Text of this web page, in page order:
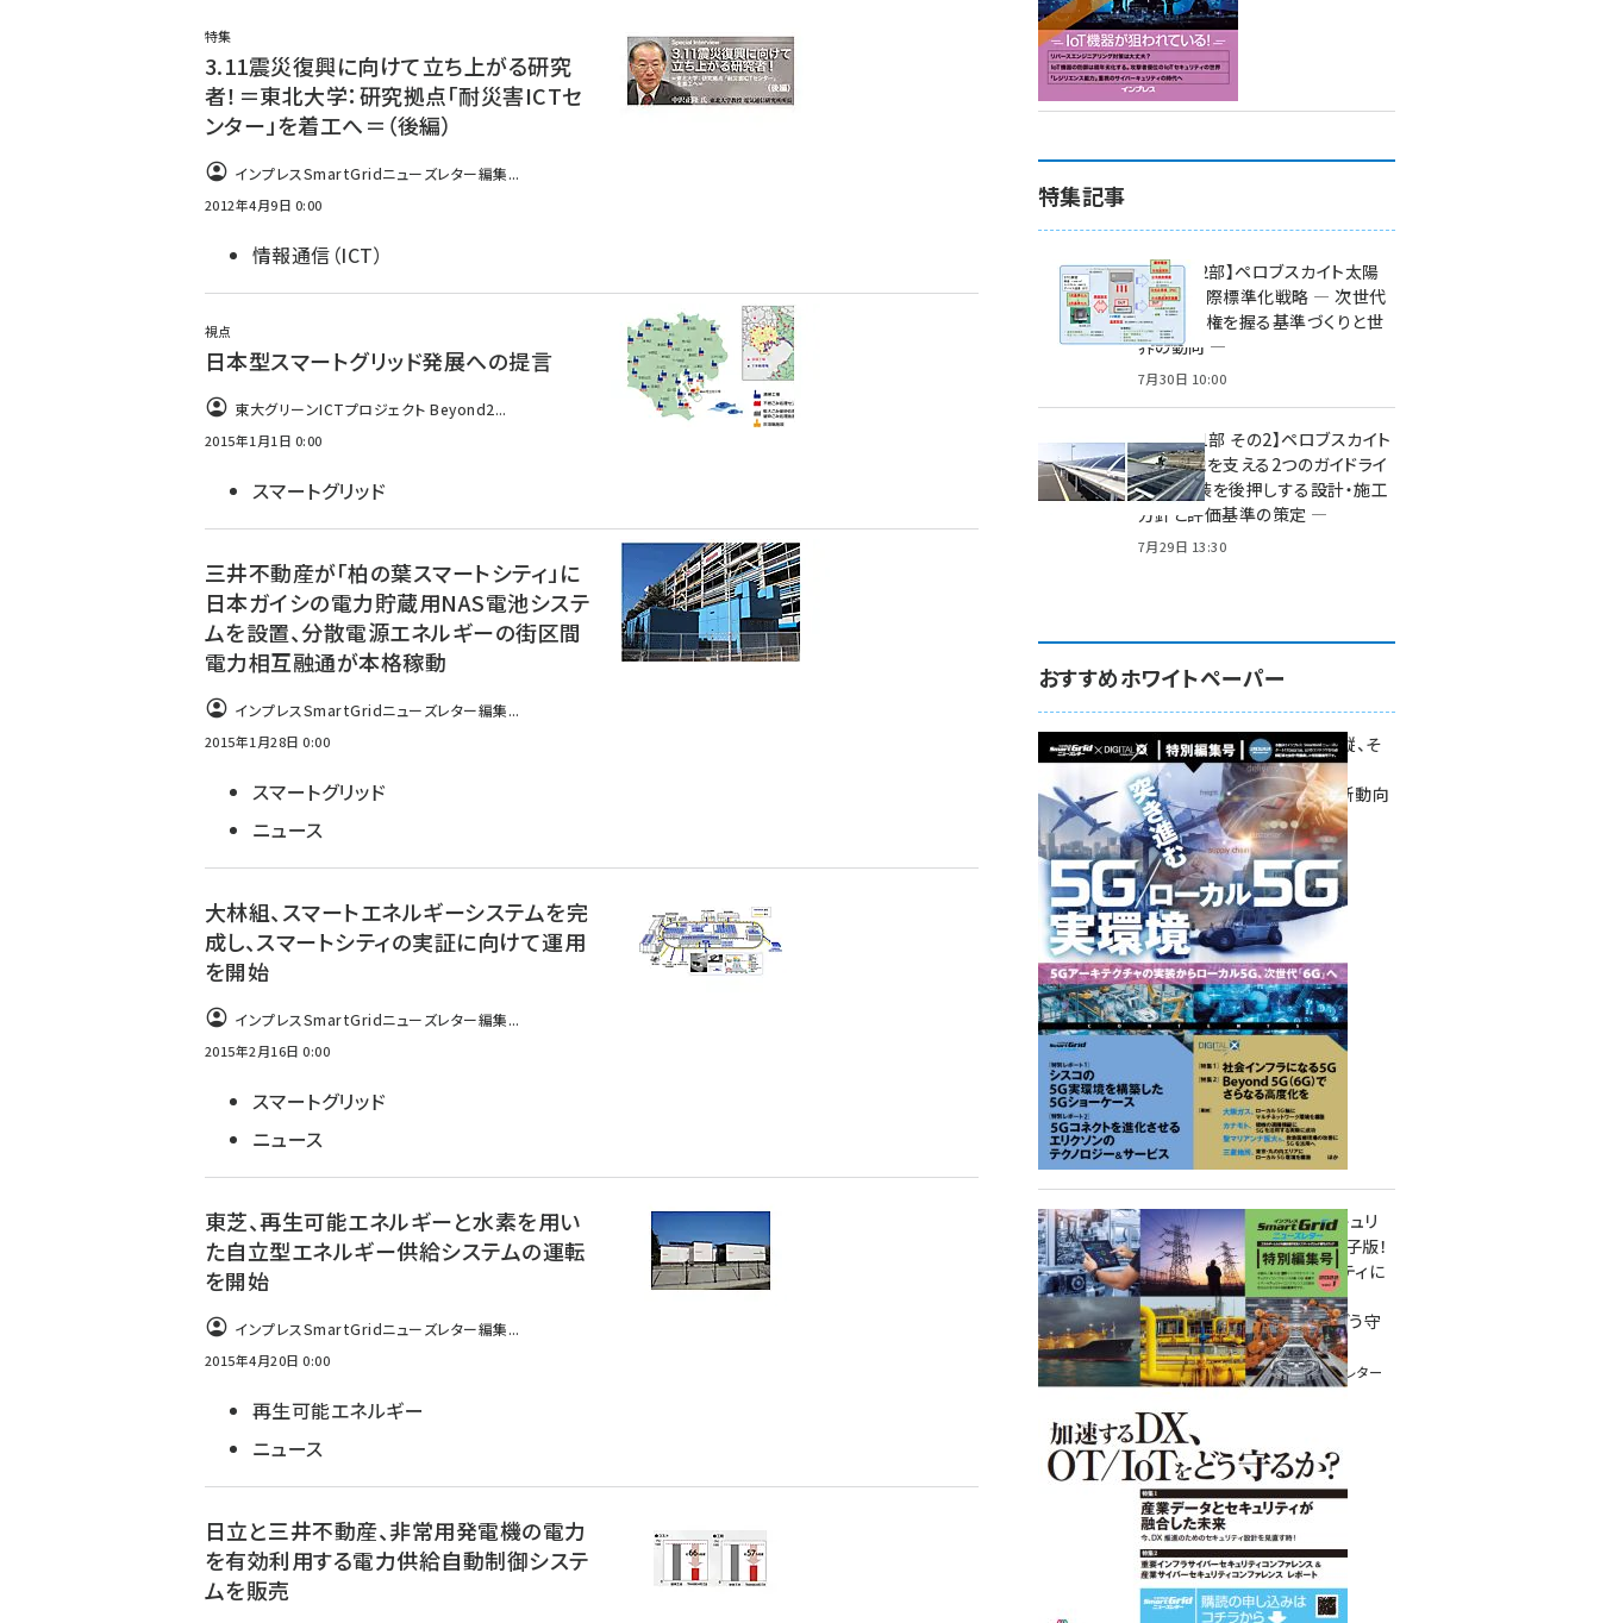
特集
3.11震災復興に向けて立ち上がる研究
者！＝東北大学：研究拠点「耐災害ICTセ
ンター」を着工へ＝（後編）
インプレスSmartGridニューズレター編集...
2012年4月9日 0:00
情報通信（ICT）
視点
日本型スマートグリッド発展への提言
東大グリーンICTプロジェクト Beyond2...
2015年1月1日 0:00
スマートグリッド
三井不動産が「柏の葉スマートシティ」に
日本ガイシの電力貯蔵用NAS電池システ
ムを設置、分散電源エネルギーの街区間
電力相互融通が本格稼動
インプレスSmartGridニューズレター編集...
2015年1月28日 0:00
スマートグリッド
ニュース
大林組、スマートエネルギーシステムを完
成し、スマートシティの実証に向けて運用
を開始
インプレスSmartGridニューズレター編集...
2015年2月16日 0:00
スマートグリッド
ニュース
東芝、再生可能エネルギーと水素を用い
た自立型エネルギー供給システムの運転
を開始
インプレスSmartGridニューズレター編集...
2015年4月20日 0:00
再生可能エネルギー
ニュース
日立と三井不動産、非常用発電機の電力
を有効利用する電力供給自動制御システ
ムを販売
特集記事
特集【第2部】ペロブスカイト太陽
電池の国際標準化戦略 ― 次世代
市場の覇権を握る基準づくりと世
界の動向 ―
7月30日 10:00
特集【第1部 その2】ペロブスカイト
太陽電池を支える2つのガイドライ
ン ― 実装を後押しする設計・施工
方針と評価基準の策定 ―
7月29日 13:30
おすすめホワイトペーパー
環境対策、建機の遠隔操縦、そ
して医療。
次世代通信規格「5G」最新動向
をこの1冊で学ぶ
SmartGrid ニューズレター ×
DIGITAL X 特別編集号 2022
Summer
重要インフラサイバーセキュリ
ティコンファレンス特別電子版！
― 産業サイバーセキュリティに
関わる全ての方へ！ ―
加速するDX、OT/IoTをどう守
るか？
インプレス SmartGridニューズレター